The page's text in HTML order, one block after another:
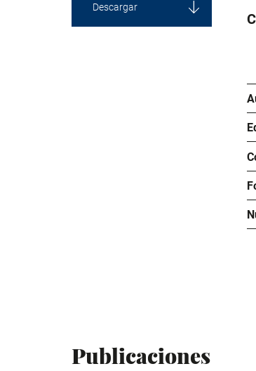
Descargar
Publicaciones